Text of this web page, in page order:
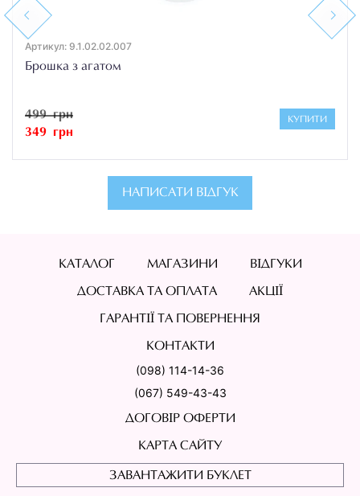
Previous
Артикул: 9.1.02.02.007
Брошка з агатом
499 грн
349 грн
КУПИТИ
Next
НАПИСАТИ ВІДГУК
КАТАЛОГ МАГАЗИНИ ВІДГУКИ
ДОСТАВКА ТА ОПЛАТА АКЦІЇ
ГАРАНТІЇ ТА ПОВЕРНЕННЯ
КОНТАКТИ
(098) 114-14-36
(067) 549-43-43
ДОГОВІР ОФЕРТИ
КАРТА САЙТУ
ЗАВАНТАЖИТИ БУКЛЕТ